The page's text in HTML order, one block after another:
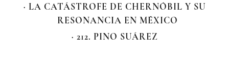
· LA CATÁSTROFE DE CHERNÓBIL Y SU
RESONANCIA EN MÉXICO
· 212. PINO SUÁREZ